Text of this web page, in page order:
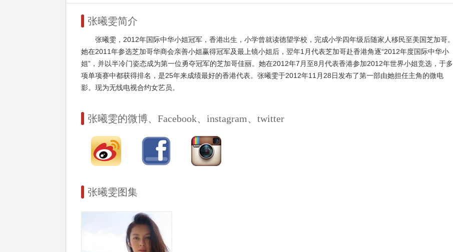
张曦雯简介
张曦雯，2012年国际中华小姐冠军，香港出生，小学曾就读德望学校，完成小学四年级后随家人移民至美国芝加哥。
她在2011年参选芝加哥华商会亲善小姐赢得冠军及最上镜小姐后，翌年1月代表芝加哥赴香港角逐“2012年​度国际中华小
姐”，并以半冷门姿态成为第一位勇夺冠军的芝加哥佳丽。她在2012年7月至8月代表香港参加2012年世界小姐竞选，于多
项单项赛中都获得排名，是25年来成绩最好的香港代表。张曦雯于2012年11月28日发布了第一部由她担任主角的微电
影。现为无线电视合约女艺员。
张曦雯的微博、Facebook、instagram、twitter
张曦雯图集